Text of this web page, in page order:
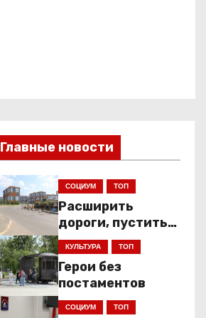
Главные новости
СОЦИУМ ТОП
Расширить
дороги, пустить
низкопольники
КУЛЬТУРА ТОП
Герои без
постаментов
СОЦИУМ ТОП